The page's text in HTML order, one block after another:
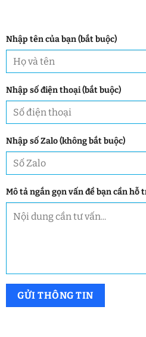
Nhập tên của bạn (bắt buộc)
Nhập số điện thoại (bắt buộc)
Nhập số Zalo (không bắt buộc)
Mô tả ngắn gọn vấn đề bạn cần hỗ